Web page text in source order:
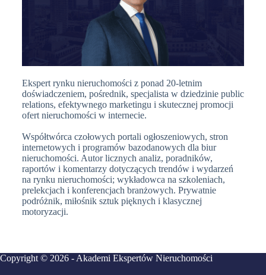
Ekspert rynku nieruchomości z ponad 20-letnim
doświadczeniem, pośrednik, specjalista w dziedzinie public
relations, efektywnego marketingu i skutecznej promocji
ofert nieruchomości w internecie.
Współtwórca czołowych portali ogłoszeniowych, stron
internetowych i programów bazodanowych dla biur
nieruchomości. Autor licznych analiz, poradników,
raportów i komentarzy dotyczących trendów i wydarzeń
na rynku nieruchomości; wykładowca na szkoleniach,
prelekcjach i konferencjach branżowych. Prywatnie
podróżnik, miłośnik sztuk pięknych i klasycznej
motoryzacji.
Copyright © 2026 - Akademi Ekspertów Nieruchomości